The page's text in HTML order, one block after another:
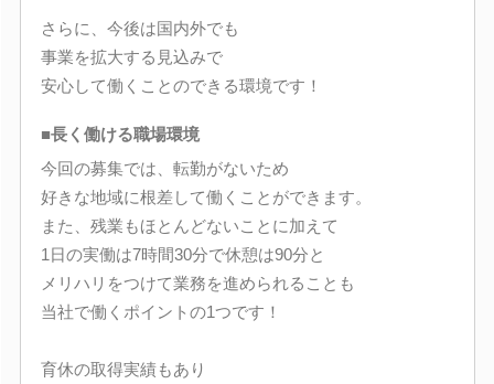
さらに、今後は国内外でも
事業を拡大する見込みで
安心して働くことのできる環境です！
■長く働ける職場環境
今回の募集では、転勤がないため
好きな地域に根差して働くことができます。
また、残業もほとんどないことに加えて
1日の実働は7時間30分で休憩は90分と
メリハリをつけて業務を進められることも
当社で働くポイントの1つです！
育休の取得実績もあり